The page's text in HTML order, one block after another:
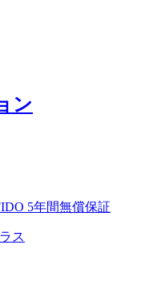
ン
5年間無償保証
ス